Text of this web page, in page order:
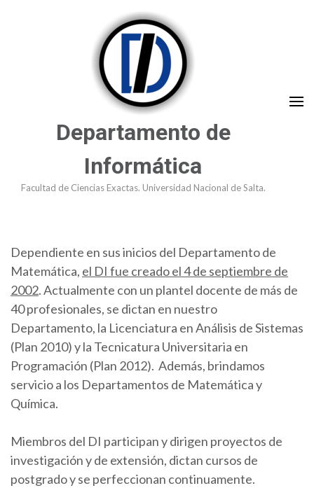
Departamento de
Informática
Facultad de Ciencias Exactas. Universidad Nacional de Salta.
Dependiente en sus inicios del Departamento de
Matemática, el DI fue creado el 4 de septiembre de
2002. Actualmente con un plantel docente de más de
40 profesionales, se dictan en nuestro
Departamento, la Licenciatura en Análisis de Sistemas
(Plan 2010) y la Tecnicatura Universitaria en
Programación (Plan 2012). Además, brindamos
servicio a los Departamentos de Matemática y
Química.
Miembros del DI participan y dirigen proyectos de
investigación y de extensión, dictan cursos de
postgrado y se perfeccionan continuamente.